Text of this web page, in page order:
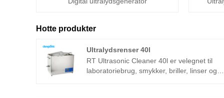
Hotte produkter
Ultralydsrenser 40l
RT Ultrasonic Cleaner 40l er velegnet til
laboratoriebrug, smykker, briller, linser og